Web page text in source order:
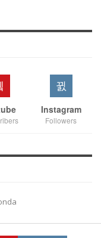
Instagram
Followers